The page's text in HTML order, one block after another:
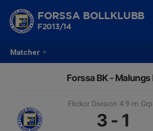
Matcher
FORSSA BOLLKLUBB
F2013/14
Forssa BK - Malungs
Flickor Division 4 9-m
3 - 1